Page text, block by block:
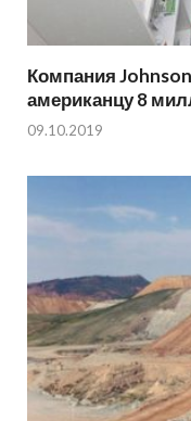
Компания
американцу 8
09.10.2019